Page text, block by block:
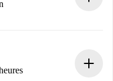
que le propriétaire